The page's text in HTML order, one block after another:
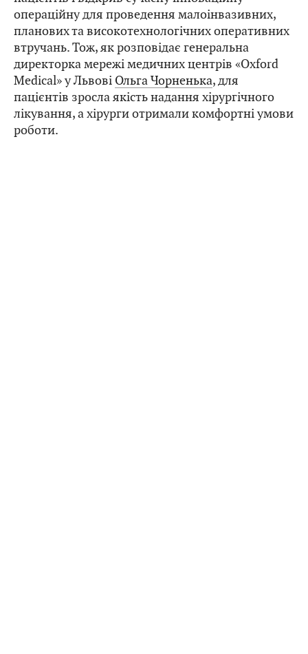
операційну для проведення малоінвазивних,
планових та високотехнологічних оперативних
втручань. Тож, як розповідає генеральна
директорка мережі медичних центрів «Oxford
Medical» у Львові Ольга Чорненька, для
пацієнтів зросла якість надання хірургічного
лікування, а хірурги отримали комфортні умови
роботи.